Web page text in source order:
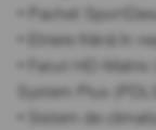
• Pachet
• Etriere frână în
• Faruri HD-
System Plus
• Sistem de